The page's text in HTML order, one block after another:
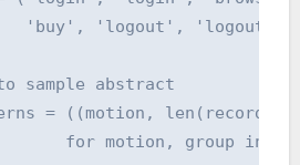
'buy', 'logout', 'logout')
sample abstract
= ((motion,
for motion, group in